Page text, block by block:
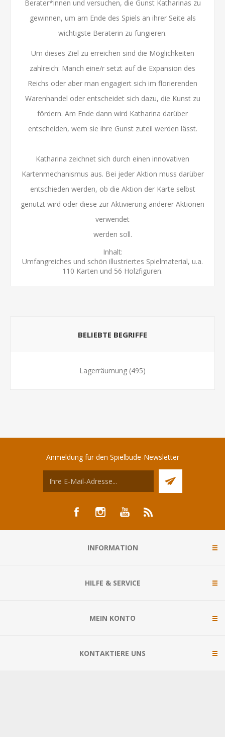
Berater*innen und versuchen, die Gunst Katharinas zu
gewinnen, um am Ende des Spiels an ihrer Seite als
wichtigste Beraterin zu fungieren.
Um dieses Ziel zu erreichen sind die Möglichkeiten
zahlreich: Manch eine/r setzt auf die Expansion des
Reichs oder aber man engagiert sich im florierenden
Warenhandel oder entscheidet sich dazu, die Kunst zu
fördern. Am Ende dann wird Katharina darüber
entscheiden, wem sie ihre Gunst zuteil werden lässt.
Katharina zeichnet sich durch einen innovativen
Kartenmechanismus aus. Bei jeder Aktion muss darüber
entschieden werden, ob die Aktion der Karte selbst
genutzt wird oder diese zur Aktivierung anderer Aktionen
verwendet
werden soll.
Inhalt:
Umfangreiches und schön illustriertes Spielmaterial, u.a.
110 Karten und 56 Holzfiguren.
BELIEBTE BEGRIFFE
Lagerräumung (495)
Anmeldung für den Spielbude-Newsletter
INFORMATION
HILFE & SERVICE
MEIN KONTO
KONTAKTIERE UNS